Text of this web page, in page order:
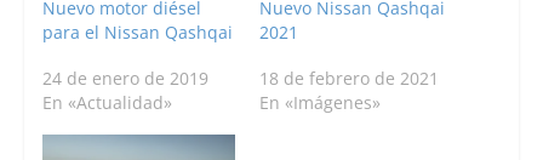
Nuevo motor diésel
para el Nissan Qashqai
24 de enero de 2019
En «Actualidad»
Nuevo Nissan Qashqai
2021
18 de febrero de 2021
En «Imágenes»